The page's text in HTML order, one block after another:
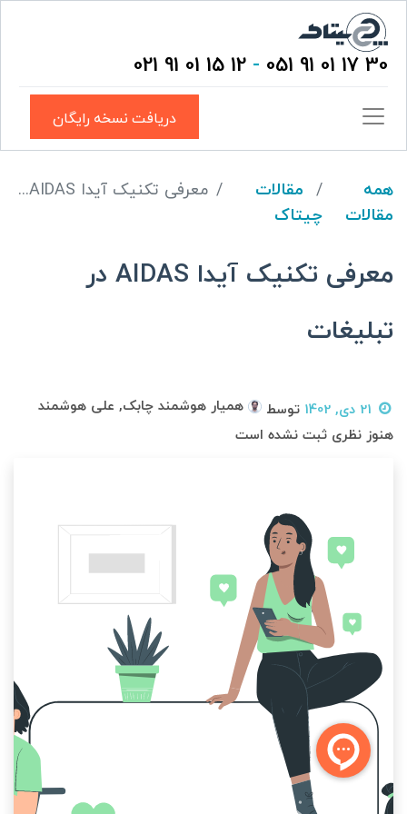
30 17 01 91 051
-
12 15 01 91 021
دریافت نسخه رایگان
همه
مقالات
مقالات
چیتاک
معرفی تکنیک آیدا AIDAS در تبلیغات
معرفی تکنیک آیدا AIDAS در
تبلیغات
21 دی, 1402 توسط
همیار هوشمند چابک, علی هوشمند
هنوز نظری ثبت نشده است